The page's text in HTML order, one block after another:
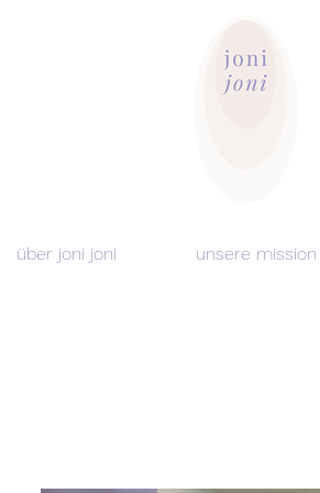
über joni joni unsere mission